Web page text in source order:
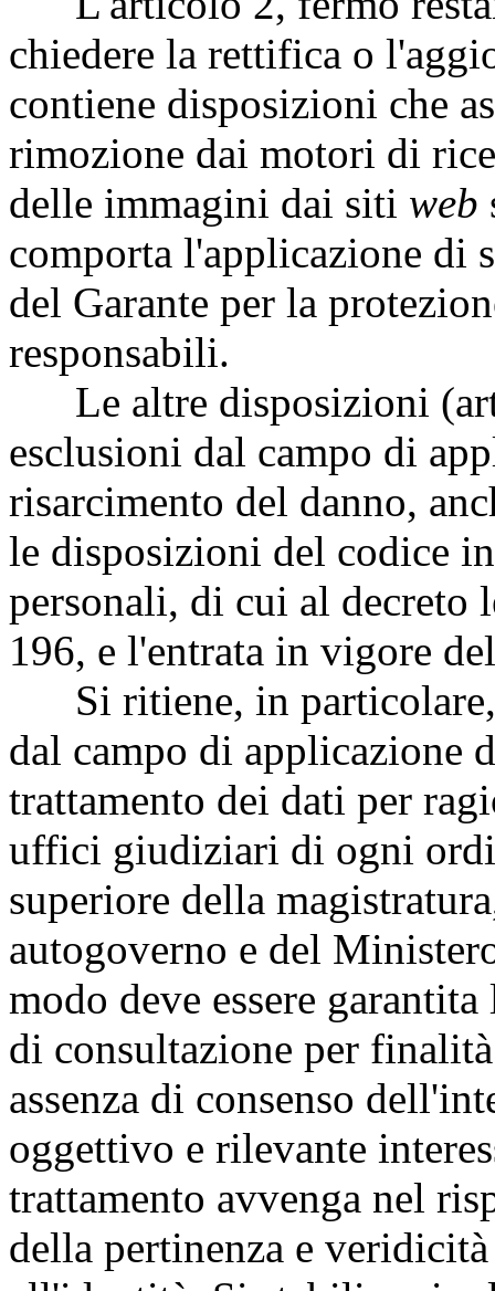
chiedere la rettifica o
contiene disposizioni che
rimozione dai motori di
delle immagini dai siti web
comporta l'applicazione di
del Garante per la
responsabili.
Le altre disposizioni
esclusioni dal campo di
risarcimento del danno,
le disposizioni del codice
personali, di cui al decreto
196, e l'entrata in vigore
Si ritiene, in particolare,
dal campo di applicazione
trattamento dei dati per
uffici giudiziari di ogni
superiore della
autogoverno e del
modo deve essere
di consultazione per
assenza di consenso
oggettivo e rilevante
trattamento avvenga nel
della pertinenza e